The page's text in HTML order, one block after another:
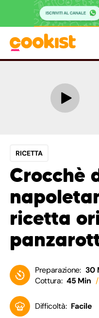
RICETTA
Crocchè
ricetta
Preparazione: 30
Cottura: 45 Min
Difficoltà: Facile